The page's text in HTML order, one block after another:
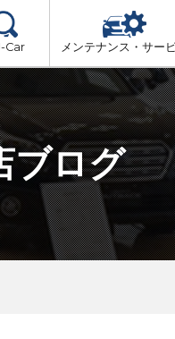
Car メンテナンス・サー
）
チェック
ブログ